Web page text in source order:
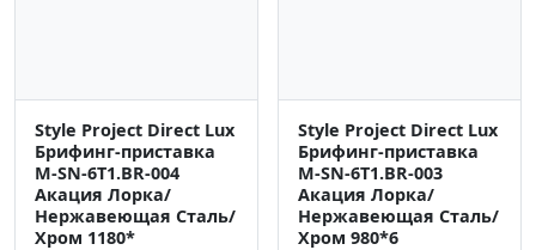
Style Project Direct Lux
Брифинг-приставка
M-SN-6T1.BR-004
Акация Лорка/
Нержавеющая Сталь/
Хром 1180*
Style Project Direct Lux
Брифинг-приставка
M-SN-6T1.BR-003
Акация Лорка/
Нержавеющая Сталь/
Хром 980*6